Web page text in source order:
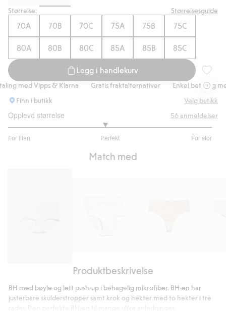
Størrelse: Størrelsesguide
70A 70B 70C 75A 75B 75C
80A 80B 80C 85A 85B 85C
Legg i handlekurv
Push-
med Vipps & Klarna Gratis fraktalternativer
Enkel betaling med
Finn i butikk
Velg butikk
Opplevd størrelse
For liten Perfekt For stor
av
56 anmeldelser
Match med
mikrostoff
truse
pk
Produktbeskrivelse
BH med bøyle og lett push-up i behagelig mikrofiber. BH-en har
justerbare skulderstropper samt krok og hekter med to hekter i tre